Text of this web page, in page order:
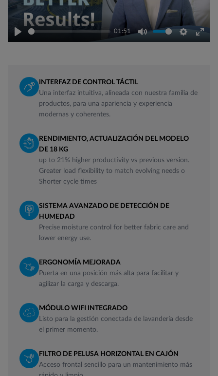
Play
01:51
Mute SettingsEnter
INTERFAZ DE CONTROL TÁCTIL
Una interfaz intuitiva, alineada con nuestra familia de
productos, para una apariencia y experiencia
modernas y coherentes.
RENDIMIENTO, ACTUALIZACIÓN DEL MODELO
DE 18 KG
up to 21% higher productivity vs previous version.
Greater load flexibility to match evolving needs o
Shorter cycle times
SISTEMA AVANZADO DE DETECCIÓN DE
HUMEDAD
Precise moisture control for better fabric care and
lower energy use.
ERGONOMÍA MEJORADA
Puerta en una posición más alta para facilitar y
agilizar la carga y descarga.
MÓDULO WIFI INTEGRADO
Listo para la gestión conectada de lavandería desde
el primer momento.
FILTRO DE PELUSA HORIZONTAL EN CAJÓN
Acceso frontal sencillo para un mantenimiento más